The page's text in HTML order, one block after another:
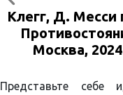
Клегг, Д. Месси
Москва,
Представьте себе
Предыдущий